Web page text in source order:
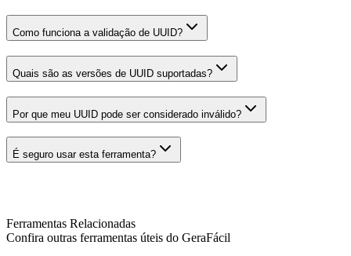
Como funciona a validação de UUID?
Quais são as versões de UUID suportadas?
Por que meu UUID pode ser considerado inválido?
É seguro usar esta ferramenta?
Ferramentas Relacionadas
Confira outras ferramentas úteis do GeraFácil